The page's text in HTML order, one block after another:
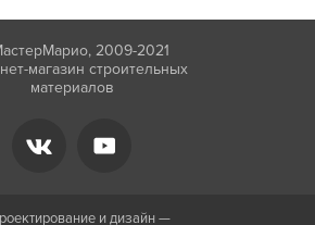
2009-2021
магазин строительных
материалов
и дизайн —